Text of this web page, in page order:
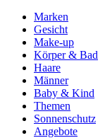
Marken
Gesicht
Make-up
Körper & Bad
Haare
Männer
Baby & Kind
Themen
Sonnenschutz
Angebote